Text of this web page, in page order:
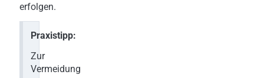
erfolgen.
Praxistipp:
Zur
Vermeidung